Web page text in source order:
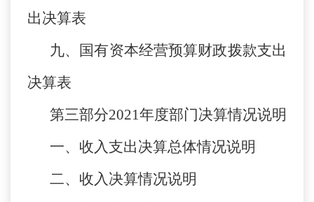
出决算表
九、国有资本经营预算财政拨款支出
决算表
第三部分2021年度部门决算情况说明
一、收入支出决算总体情况说明
二、收入决算情况说明